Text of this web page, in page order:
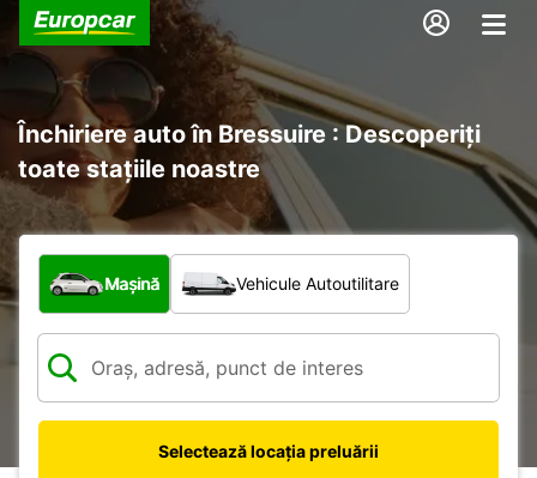
Închiriere auto în Bressuire : Descoperiți
toate stațiile noastre
Ce tip de vehicul?
Mașină Vehicule Autoutilitare
Selectează locația preluării